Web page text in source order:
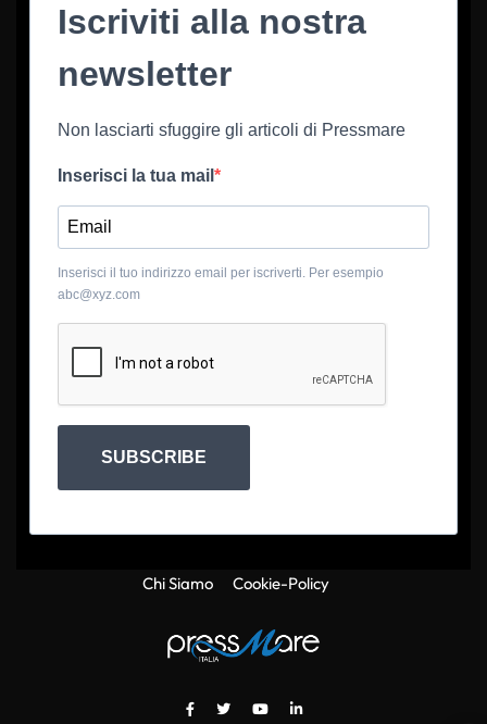
Iscriviti alla nostra
newsletter
Non lasciarti sfuggire gli articoli di Pressmare
Inserisci la tua mail
Inserisci il tuo indirizzo email per iscriverti. Per esempio
abc@xyz.com
SUBSCRIBE
Chi Siamo Cookie-Policy